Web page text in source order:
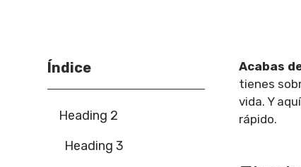
Índice
Heading 2
Heading 3
Acabas
tienes
vida. Y
rápido.